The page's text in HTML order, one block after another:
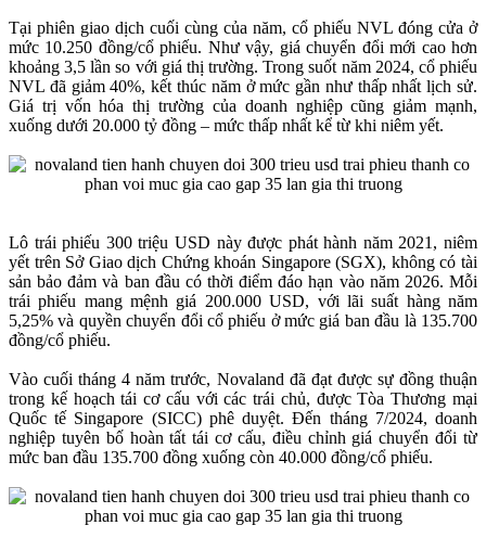
Tại phiên giao dịch cuối cùng của năm, cổ phiếu NVL đóng cửa ở
mức 10.250 đồng/cổ phiếu. Như vậy, giá chuyển đổi mới cao hơn
khoảng 3,5 lần so với giá thị trường. Trong suốt năm 2024, cổ phiếu
NVL đã giảm 40%, kết thúc năm ở mức gần như thấp nhất lịch sử.
Giá trị vốn hóa thị trường của doanh nghiệp cũng giảm mạnh,
xuống dưới 20.000 tỷ đồng – mức thấp nhất kể từ khi niêm yết.
Lô trái phiếu 300 triệu USD này được phát hành năm 2021, niêm
yết trên Sở Giao dịch Chứng khoán Singapore (SGX), không có tài
sản bảo đảm và ban đầu có thời điểm đáo hạn vào năm 2026. Mỗi
trái phiếu mang mệnh giá 200.000 USD, với lãi suất hàng năm
5,25% và quyền chuyển đổi cổ phiếu ở mức giá ban đầu là 135.700
đồng/cổ phiếu.
Vào cuối tháng 4 năm trước, Novaland đã đạt được sự đồng thuận
trong kế hoạch tái cơ cấu với các trái chủ, được Tòa Thương mại
Quốc tế Singapore (SICC) phê duyệt. Đến tháng 7/2024, doanh
nghiệp tuyên bố hoàn tất tái cơ cấu, điều chỉnh giá chuyển đổi từ
mức ban đầu 135.700 đồng xuống còn 40.000 đồng/cổ phiếu.